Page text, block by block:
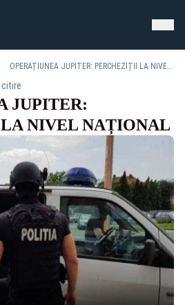
OPERAȚIUNEA JUPITER: PERCHEZIȚII LA NIVEL NAȚIONAL
citire
JUPITER:
NIVEL NAȚIONAL